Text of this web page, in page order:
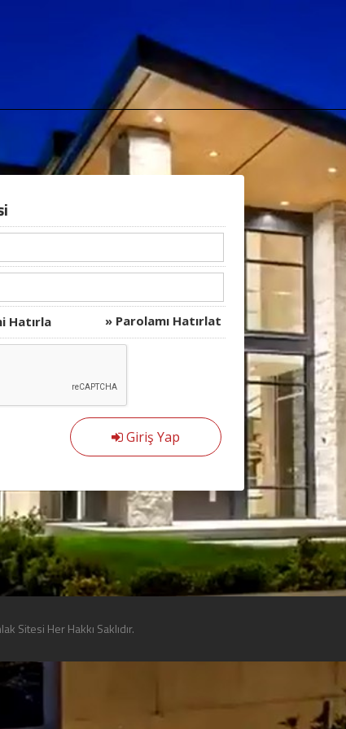
Hatırla » Parolamı Hatırlat
Giriş Yap
Sitesi Her Hakkı Saklıdır.